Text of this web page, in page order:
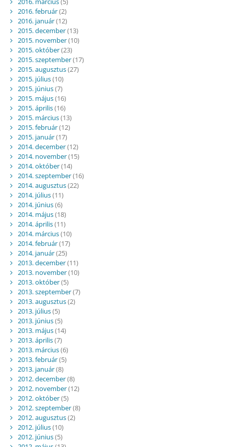
2016. február(2)
2016. január(12)
2015. december(13)
2015. november(10)
2015. október(23)
2015. szeptember(17)
2015. augusztus(27)
2015. július(10)
2015. június(7)
2015. május(16)
2015. április(16)
2015. március(13)
2015. február(12)
2015. január(17)
2014. december(12)
2014. november(15)
2014. október(14)
2014. szeptember(16)
2014. augusztus(22)
2014. július(11)
2014. június(6)
2014. május(18)
2014. április(11)
2014. március(10)
2014. február(17)
2014. január(25)
2013. december(11)
2013. november(10)
2013. október(5)
2013. szeptember(7)
2013. augusztus(2)
2013. július(5)
2013. június(5)
2013. május(14)
2013. április(7)
2013. március(6)
2013. február(5)
2013. január(8)
2012. december(8)
2012. november(12)
2012. október(5)
2012. szeptember(8)
2012. augusztus(2)
2012. július(10)
2012. június(5)